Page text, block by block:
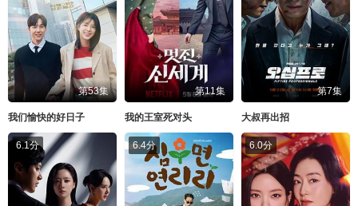
第53集
我们愉快的好日子
第11集
我的王室死对头
第7集
大叔再出招
6.1分 6.4分 6.0分